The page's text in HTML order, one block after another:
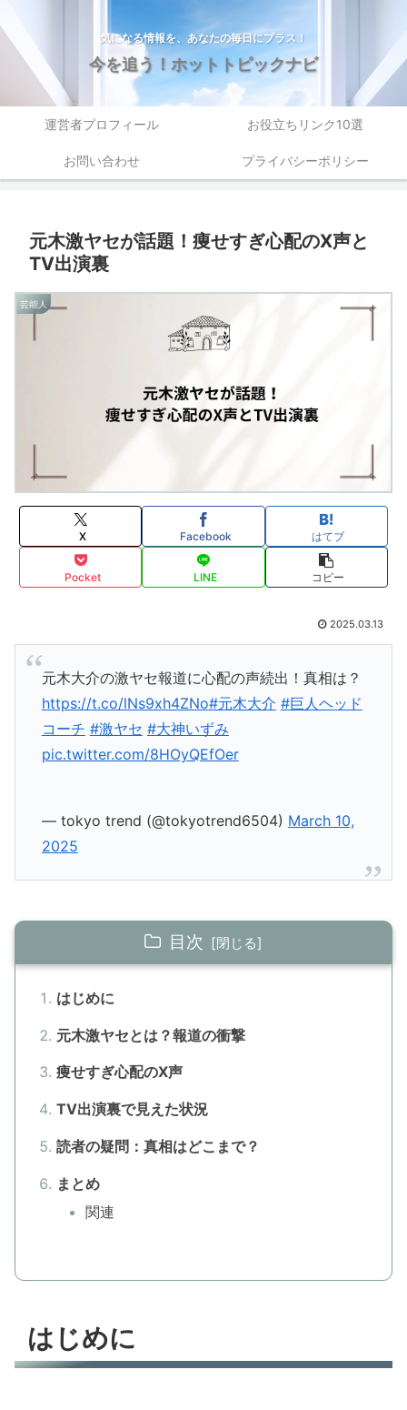
気になる情報を、あなたの毎日にプラス！
今を追う！ホットトピックナビ
運営者プロフィール お役立ちリンク10選
お問い合わせ プライバシーポリシー
元木激ヤセが話題！痩せすぎ心配のX声と
TV出演裏
芸能人
X Facebook はてブ
Pocket LINE コピー
2025.03.13
元木大介の激ヤセ報道に心配の声続出！真相は？
https://t.co/lNs9xh4ZNo#元木大介 #巨人ヘッド
コーチ #激ヤセ #大神いずみ
pic.twitter.com/8HOyQEfOer
— tokyo trend (@tokyotrend6504) March 10,
2025
目次
はじめに
元木激ヤセとは？報道の衝撃
痩せすぎ心配のX声
TV出演裏で見えた状況
読者の疑問：真相はどこまで？
まとめ
関連
はじめに